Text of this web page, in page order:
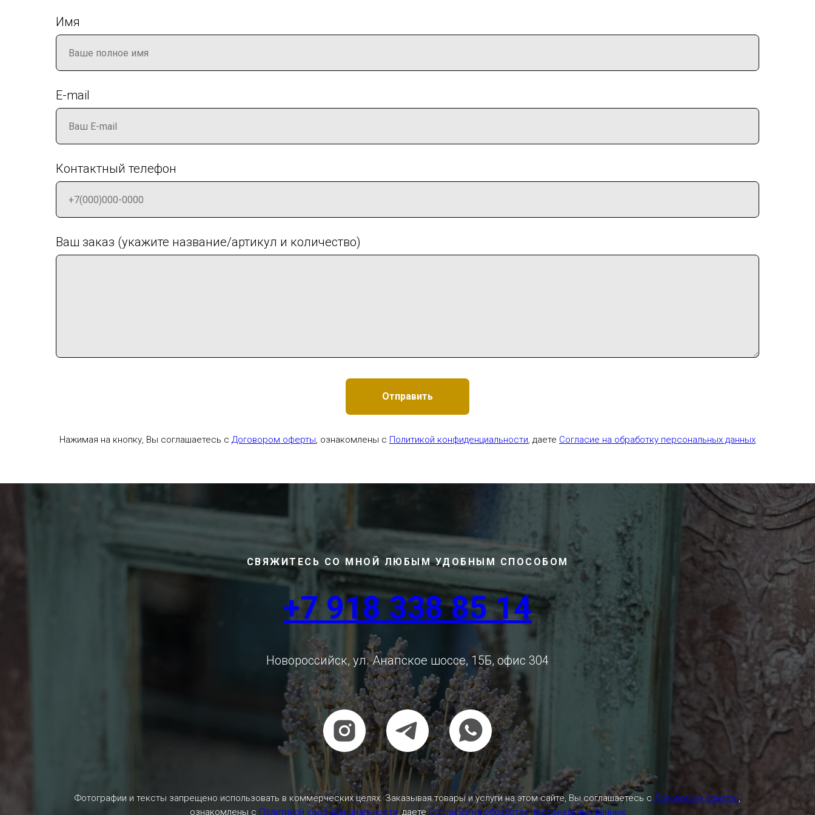
Имя
E-mail
Контактный телефон
Ваш заказ (укажите название/артикул и количество)
Отправить
Нажимая на кнопку, Вы соглашаетесь с Договором оферты , ознакомлены с Политикой конфиденциальности , даете Согласие на обработку персональных данных
СВЯЖИТЕСЬ СО МНОЙ ЛЮБЫМ УДОБНЫМ СПОСОБОМ
+7 918 338 85 14
Новороссийск, ул. Анапское шоссе, 15Б, офис 304
Фотографии и тексты запрещено использовать в коммерческих целях. Заказывая товары и услуги на этом сайте, Вы соглашаетесь с Договором оферты
ознакомлены с Политикой конфиденциальности, даетеСогласие на обработку персональных данных